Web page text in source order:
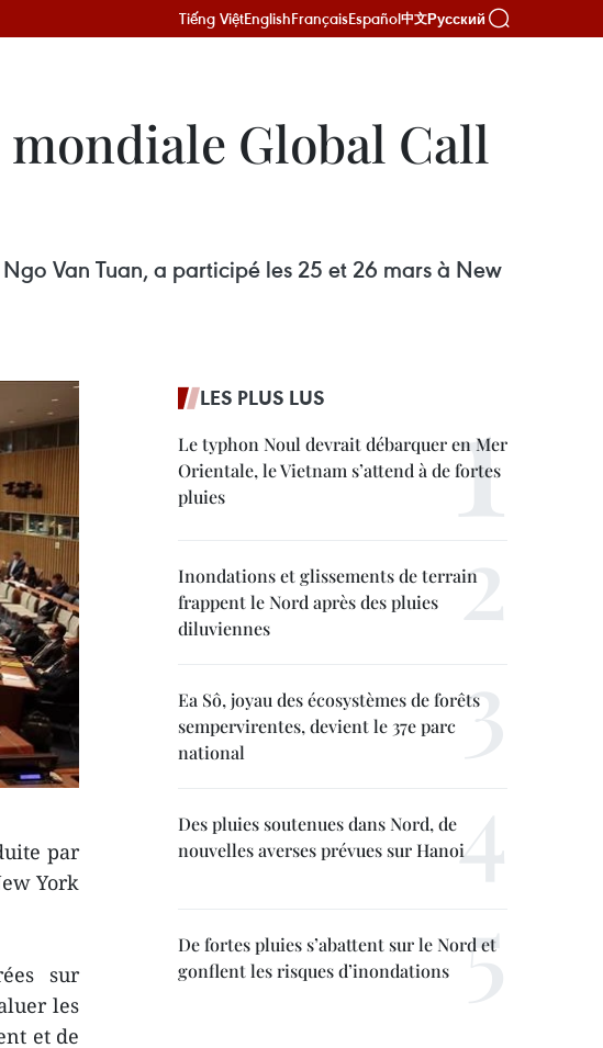
Tiếng ViệtEnglishFrançaisEspañol中文Русский
Global Call
Van Tuan, a participé les 25 et 26 mars à New
par
York
sur
les
et de
LES PLUS LUS
Le typhon Noul devrait débarquer en Mer
Orientale, le Vietnam s’attend à de fortes
pluies
Inondations et glissements de terrain
frappent le Nord après des pluies
diluviennes
Ea Sô, joyau des écosystèmes de forêts
sempervirentes, devient le 37e parc
national
Des pluies soutenues dans Nord, de
nouvelles averses prévues sur Hanoi
De fortes pluies s’abattent sur le Nord et
gonflent les risques d’inondations